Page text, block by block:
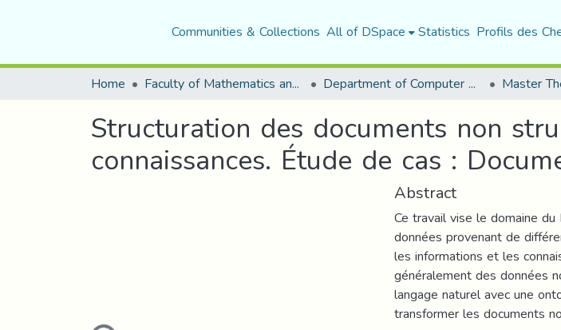
Communities & Collections All of DSpace Statistics Profils des
Home Faculty of Mathematics and Computer Science Department of Computer Science Master
Structuration des documents non
connaissances. Étude de cas :
Abstract
Ce travail vise le domaine
données provenant de
les informations et les
généralement des données
langage naturel avec une
transformer les documents